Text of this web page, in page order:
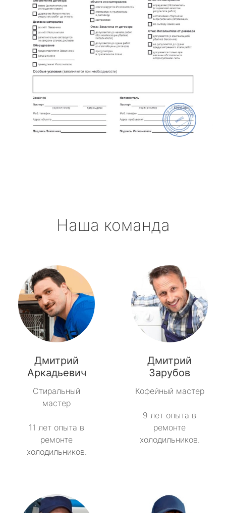
Наша команда
Дмитрий
Аркадьевич
Стиральный
мастер
11 лет опыта в
ремонте
холодильников.
Дмитрий
Зарубов
Кофейный мастер
9 лет опыта в
ремонте
холодильников.